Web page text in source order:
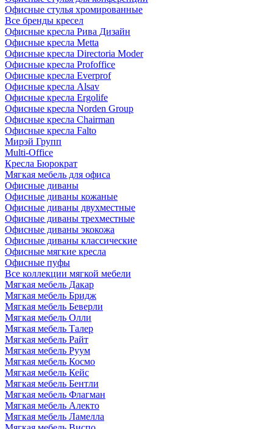
Офисные стулья хромированные
Все бренды кресел
Офисные кресла Рива Дизайн
Офисные кресла Metta
Офисные кресла Directoria Moder
Офисные кресла Profoffice
Офисные кресла Everprof
Офисные кресла Alsav
Офисные кресла Ergolife
Офисные кресла Norden Group
Офисные кресла Chairman
Офисные кресла Falto
Мирэй Групп
Multi-Office
Кресла Бюрократ
Мягкая мебель для офиса
Офисные диваны
Офисные диваны кожаные
Офисные диваны двухместные
Офисные диваны трехместные
Офисные диваны экокожа
Офисные диваны классические
Офисные мягкие кресла
Офисные пуфы
Все коллекции мягкой мебели
Мягкая мебель Дакар
Мягкая мебель Бридж
Мягкая мебель Беверли
Мягкая мебель Олли
Мягкая мебель Талер
Мягкая мебель Райт
Мягкая мебель Руум
Мягкая мебель Космо
Мягкая мебель Кейс
Мягкая мебель Бентли
Мягкая мебель Флагман
Мягкая мебель Алекто
Мягкая мебель Ламелла